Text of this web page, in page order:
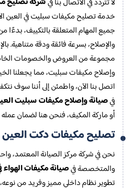
لا تتردد في الاتصال بنا في
خدمة تصليح مكيفات سبليت في العين
جميع المهام المتعلقة بالتكييف، بدءًا
والإصلاح، بسرعة فائقة ودقة متناهية.
مجموعة من العروض والخصومات
وإصلاح مكيفات سبليت، مما يجعلنا
اتصل بنا الآن، واطمئن إلى أننا سوف
فيصيانة وإصلاح مكيفات سبليت
أو ماركة المكيف، فنحن هنا لضمان عمله
تصليح مكيفات دكت العين
نحن في شركة مركز الصيانة المعتمد،
والمتخصصة فيصيانة مكيفات الهواء
تطوير نظام داخلي مميز وفريد من نوعه،